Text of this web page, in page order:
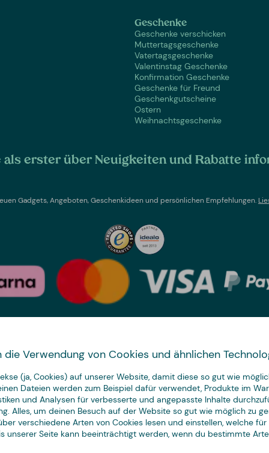
die Verwendung von Cookies und ähnlichen
(ja, Cookies) auf unserer Website, damit diese so gut wie
Dateien werden zum Beispiel dafür verwendet, Produkte im
und Analysen für verbesserte und angepasste Inhalte
Alles, um deinen Besuch auf der Website so gut wie möglich zu
verschiedene Arten von Cookies lesen und einstellen, welche
unserer Seite kann beeinträchtigt werden, wenn du bestimmte
Geschenke
Geschenke verschicken
Muttertagsgeschenke
Vatertagsgeschenke
Valentinstag Geschenke
Konfirmation Geschenke
Geschenke für Freund
Geschenkgutscheine
Ostern
Weihnachtsgeschenke
als erster über Neuigkeiten und Rabatte
Gadgets, Angeboten, Geschenkideen und persönlichen Empfehlungen.
We have
just the thing.